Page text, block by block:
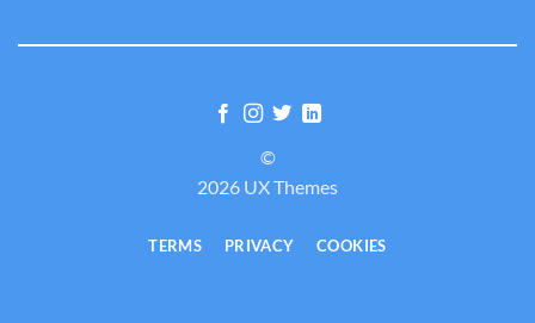
©
2026 UX Themes
TERMS PRIVACY COOKIES